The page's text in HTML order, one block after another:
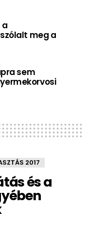
a
meg a
sem
2017
és a